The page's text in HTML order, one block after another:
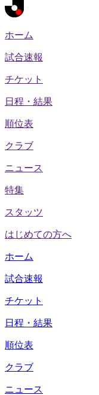
ホーム
試合速報
チケット
日程・結果
順位表
クラブ
ニュース
特集
スタッツ
はじめての方へ
ホーム
試合速報
チケット
日程・結果
順位表
クラブ
ニュース